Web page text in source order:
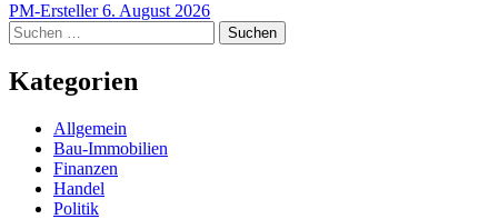
PM-Ersteller6. August 2026
Suchen
nach:
Kategorien
Allgemein
Bau-Immobilien
Finanzen
Handel
Politik